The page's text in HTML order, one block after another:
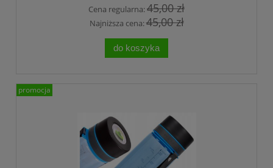
Cena regularna:45,00 zł
Najniższa cena:45,00 zł
do koszyka
promocja